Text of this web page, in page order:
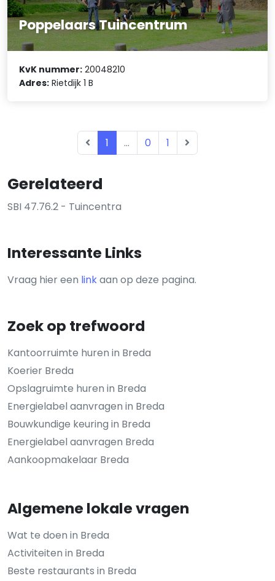
Gerelateerd
SBI 47.76.2 - Tuincentra
Interessante Links
Vraag hier een linkaan op deze pagina.
Zoek op trefwoord
Kantoorruimte huren in Breda
Koerier Breda
Opslagruimte huren in Breda
Energielabel aanvragen in Breda
Bouwkundige keuring in Breda
Energielabel aanvragen Breda
Aankoopmakelaar Breda
Algemene lokale vragen
Wat te doen in Breda
Activiteiten in Breda
Beste restaurants in Breda
Poppelaars Tuincentrum
KvK nummer: 20048210
Adres: Rietdijk 1 B
1 ... 0 1